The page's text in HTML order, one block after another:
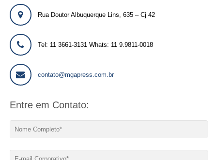
Rua Doutor Albuquerque Lins, 635 – Cj 42
Tel: 11 3661-3131 Whats: 11 9.9811-0018
contato@mgapress.com.br
Entre em Contato: